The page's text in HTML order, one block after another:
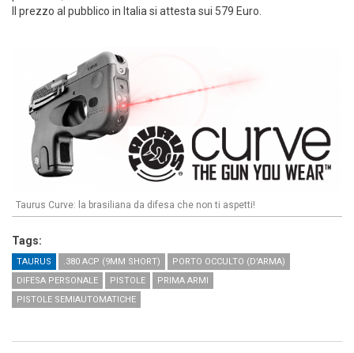
Il prezzo al pubblico in Italia si attesta sui 579 Euro.
Taurus Curve: la brasiliana da difesa che non ti aspetti!
Tags:
TAURUS .380 ACP (9MM SHORT)
PORTO OCCULTO (D'ARMA)
DIFESA PERSONALE
PISTOLE
PRIMA ARMI
PISTOLE SEMIAUTOMATICHE